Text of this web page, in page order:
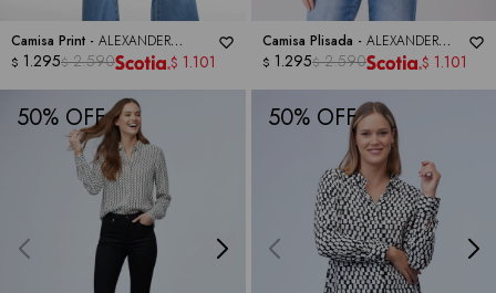
Camisa Print - ALEXANDER
JORDAN
$ 1.295$ 2.590 $ 1.101
Camisa Plisada - ALEXANDER
JORDAN
$ 1.295$ 2.590 $ 1.101
50 50